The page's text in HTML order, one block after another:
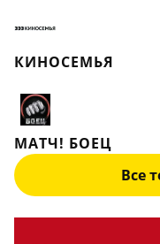
КИНОСЕМЬЯ
МАТЧ! БОЕЦ
Все